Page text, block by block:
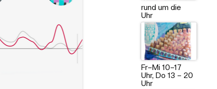
rund um die
Uhr
Fr–Mi 10–17
Uhr, Do 13 – 20
Uhr